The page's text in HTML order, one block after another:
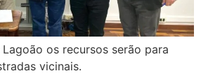
os recursos serão para
vicinais.